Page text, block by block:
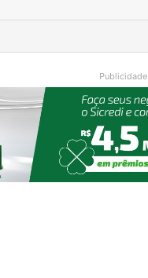
Publicidade